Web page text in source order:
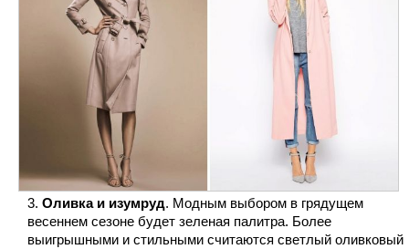
Оливка и изумруд. Модным выбором в грядущем
весеннем сезоне будет зеленая палитра. Более
выигрышными и стильными считаются светлый оливковый